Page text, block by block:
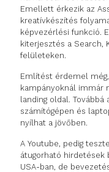
Emellett érkezik az
kreatívkészítés
képvezérlési funkció.
kiterjesztés a Search,
felületeken.
Említést érdemel
kampányoknál immár
landing oldal.
számítógépen és
nyílhat a jövőben.
A Youtube, pedig
átugorható hirdetések
USA-ban, de